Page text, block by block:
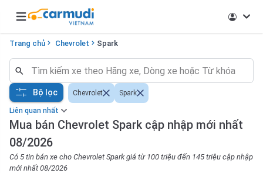
Open main menu
Trang chủ Chevrolet Spark
Liên quan nhất
Mua bán Chevrolet Spark cập nhập mới nhất
08/2026
Có 5 tin bán xe cho Chevrolet Spark giá từ 100 triệu đến 145 triệu cập nhập
mới nhất 08/2026
Bộ lọc Chevrolet Spark